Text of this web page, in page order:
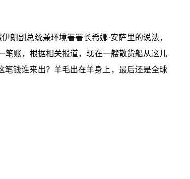
朗副总统兼环境署署长希娜·安萨里的说法，
笔账，根据相关报道，现在一艘散货船从这儿
笔钱谁来出？羊毛出在羊身上，最后还是全球